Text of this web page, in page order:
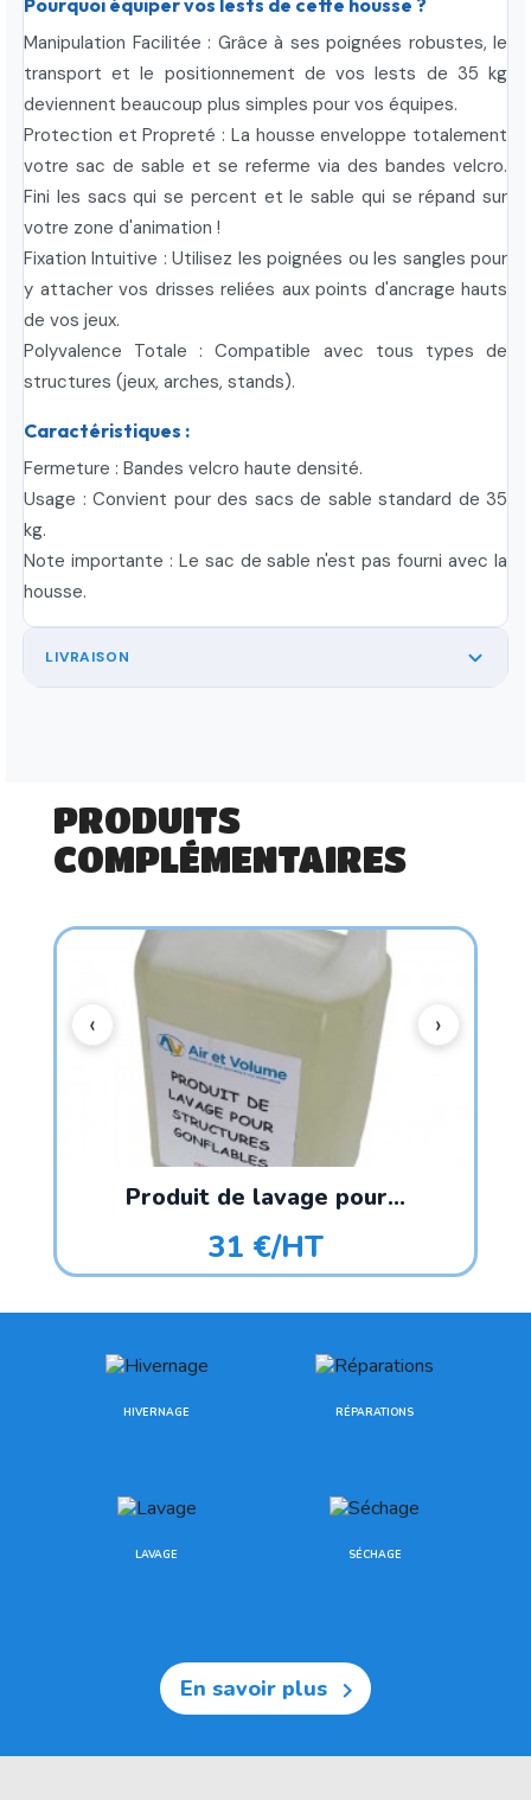
Pourquoi équiper vos lests de cette housse ?
Manipulation Facilitée : Grâce à ses poignées robustes, le
transport et le positionnement de vos lests de 35 kg
deviennent beaucoup plus simples pour vos équipes.
Protection et Propreté : La housse enveloppe totalement
votre sac de sable et se referme via des bandes velcro.
Fini les sacs qui se percent et le sable qui se répand sur
votre zone d'animation !
Fixation Intuitive : Utilisez les poignées ou les sangles pour
y attacher vos drisses reliées aux points d'ancrage hauts
de vos jeux.
Polyvalence Totale : Compatible avec tous types de
structures (jeux, arches, stands).
Caractéristiques :
Fermeture : Bandes velcro haute densité.
Usage : Convient pour des sacs de sable standard de 35
kg.
Note importante : Le sac de sable n'est pas fourni avec la
housse.
LIVRAISON
PRODUITS
COMPLÉMENTAIRES
Produit de lavage pour...
31 €/HT
HIVERNAGE RÉPARATIONS
LAVAGE SÉCHAGE
En savoir plus 